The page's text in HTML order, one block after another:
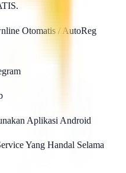
Otomatis / AutoReg
Aplikasi Android
Yang Handal Selama